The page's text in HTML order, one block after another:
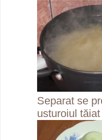
Separat se
usturoiul